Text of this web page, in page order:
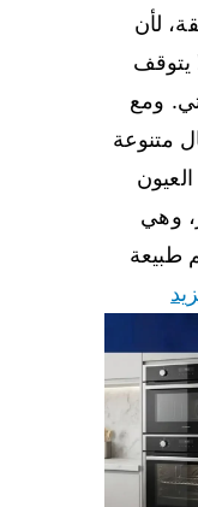
لأن
يتوقف
ومع
متنوعة
وهي
طبيعة